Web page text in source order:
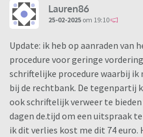
pakket leeg aangekomen is.
Heeft iemand dit ook al ooit aan
schoenen met een totaalbedrag
zin in consumentenbemiddeling
Edit: mijn pakket werd blijkbaar
handmatig verwerkt en
helaas niet aantonen dat ik
Lauren86
25-02-2025 om 19:10
Update: ik heb op aanraden van
procedure voor geringe
schriftelijke procedure waarbij ik
bij de rechtbank. De tegenpartij
ook schriftelijk verweer te
dagen de.tijd om een uitspraak
ik dit verlies kost me dit 74 euro.